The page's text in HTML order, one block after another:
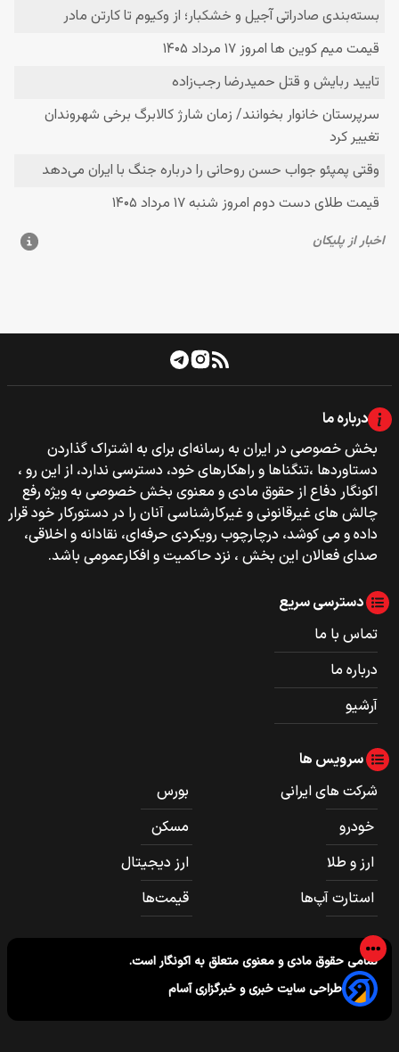
درباره ما
بخش خصوصی‌‌ در ایران به رسانه‌ای برای به اشتراک گذاردن
دستاوردها ،تنگناها و راهکارهای خود، دسترسی ندارد، از این رو ،
اکونگار دفاع از حقوق مادی و معنوی بخش خصوصی به ویژه رفع
چالش های غیرقانونی و غیرکارشناسی آنان را در دستورکار خود قرار
داده و می کوشد، درچارچوب رویکردی حرفه‌ای، نقادانه و اخلاقی،
صدای فعالان این بخش ، نزد حاکمیت و افکارعمومی باشد.
دسترسی سریع
تماس با ما
درباره ما
آرشیو
سرویس ها
شرکت های ایرانی
بورس
خودرو
مسکن
ارز و طلا
ارز دیجیتال
استارت آپ‌ها
قیمت‌ها
تمامی حقوق مادی و معنوی متعلق به اکونگاراست.
طراحی سایت خبری و خبرگزاری آسام